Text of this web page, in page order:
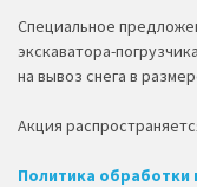
Специальное
экскаватора-
на вывоз снега в
Акция
Политика